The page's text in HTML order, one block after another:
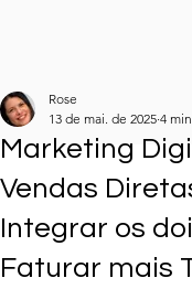
Marketing
Vendas
Integrar os
Faturar mais
Rose
13 de mai. de 2025 4